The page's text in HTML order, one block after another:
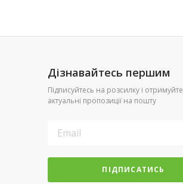
Дізнавайтесь першим
Підписуйтесь на розсилку і отримуйте
актуальні пропозиції на пошту
ПІДПИСАТИСЬ